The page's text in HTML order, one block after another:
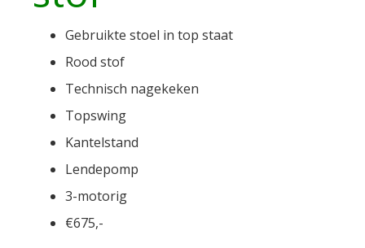
Gebruikte stoel in top staat
Rood stof
Technisch nagekeken
Topswing
Kantelstand
Lendepomp
3-motorig
€675,-